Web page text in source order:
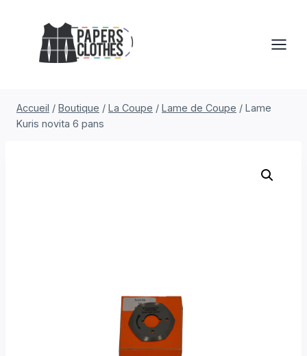
contenu
Accueil / Boutique / La Coupe / Lame de Coupe / Lame
Kuris novita 6 pans